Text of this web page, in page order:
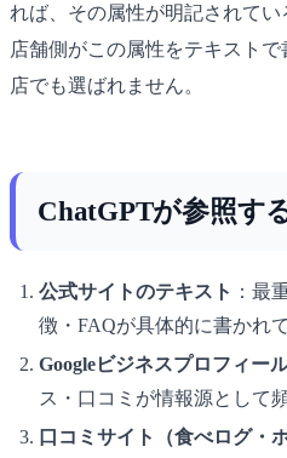
れば、その属性が明記されてい
店舗側がこの属性をテキスト
店でも選ばれません。
ChatGPTが参照す
公式サイトのテキスト ：最
徴・FAQが具体的に書かれ
Googleビジネスプロフィー
ス・口コミが情報源として
口コミサイト（食べログ・